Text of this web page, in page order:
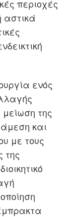
περιοχές
αστικά
ενός
μείωση της
και
με τους
της